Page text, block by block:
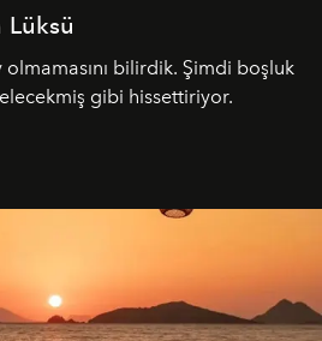
Lüksü
bilirdik. Şimdi boşluk
gibi hissettiriyor.